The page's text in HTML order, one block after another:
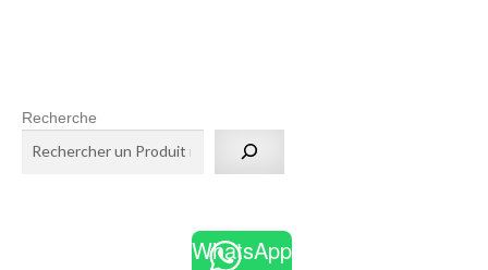
Recherche
WhatsApp